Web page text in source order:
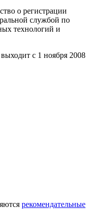
о регистрации
службой по
технологий и
с 1 ноября 2008
рекомендательные